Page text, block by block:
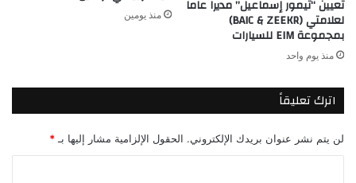
تعيين “تيمور إسماعيل” مديراً عاماً
لعلامتي (BAIC & ZEEKR)
بمجموعة EIM للسيارات
منذ يوم واحد
منذ يومين
اترك تعليقاً
لن يتم نشر عنوان بريدك الإلكتروني. الحقول الإلزامية مشار إليها بـ *